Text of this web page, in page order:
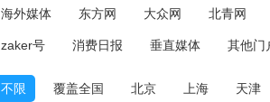
海外媒体 东方网 大众网 北青网
zaker号 消费日报 垂直媒体 其他门
不限 覆盖全国 北京 上海 天津